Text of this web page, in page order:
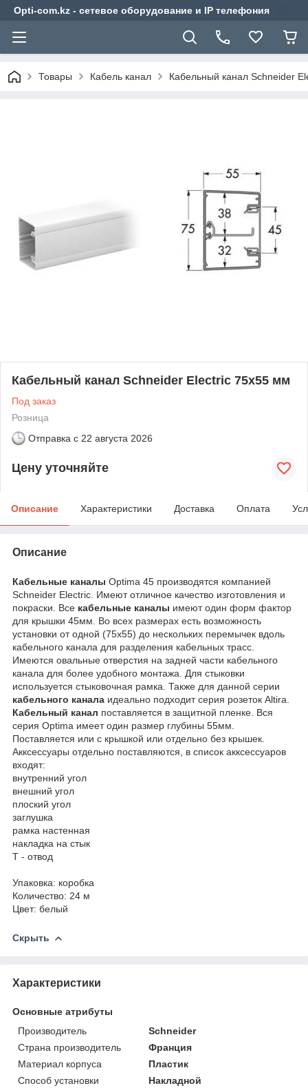
Opti-com.kz - сетевое оборудование и IP телефония
Товары Кабель канал Кабельный канал Schneider
Кабельный канал Schneider Electric 75х55 мм
Под заказ
Розница
Отправка с 22 августа 2026
Цену уточняйте
Описание Характеристики Доставка Оплата
Описание
Кабельные каналы Optima 45 производятся компанией
Schneider Electric. Имеют отличное качество изготовления и
покраски. Все кабельные каналы имеют один форм фактор
для крышки 45мм. Во всех размерах есть возможность
установки от одной (75х55) до нескольких перемычек вдоль
кабельного канала для разделения кабельных трасс.
Имеются овальные отверстия на задней части кабельного
канала для более удобного монтажа. Для стыковки
используется стыковочная рамка. Также для данной серии
кабельного канала идеально подходит серия розеток Altira.
Кабельный канал поставляется в защитной пленке. Вся
серия Optima имеет один размер глубины 55мм.
Поставляется или с крышкой или отдельно без крышек.
Акксессуары отдельно поставляются, в список акксессуаров
входят:
внутренний угол
внешний угол
плоский угол
заглушка
рамка настенная
накладка на стык
Т - отвод
Упаковка: коробка
Количество: 24 м
Цвет: белый
Скрыть
Характеристики
Основные атрибуты
Производитель
Schneider
Страна производитель
Франция
Материал корпуса
Пластик
Способ установки
Накладной